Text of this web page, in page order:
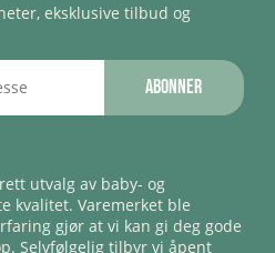
eksklusive tilbud og
Abonner
utvalg av baby- og
kvalitet. Varemerket ble
gjør at vi kan gi deg gode
Selvfølgelig tilbyr vi åpent